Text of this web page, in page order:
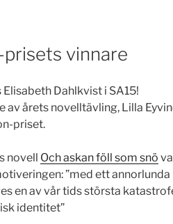
prisets vinnare
Elisabeth Dahlkvist i SA15!
av årets novelltävling, Lilla
priset.
novell Och askan föll som snö
”med ett annorlunda
en av vår tids största
identitet”